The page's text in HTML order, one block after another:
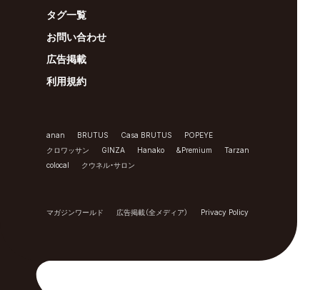
タグ一覧
お問い合わせ
広告掲載
利用規約
anan BRUTUS Casa BRUTUS
POPEYE
クロワッサン
GINZA Hanako &Premium
Tarzan
colocal
クウネル・サロン
マガジンワールド 広告掲載（全メディア） Privacy Policy